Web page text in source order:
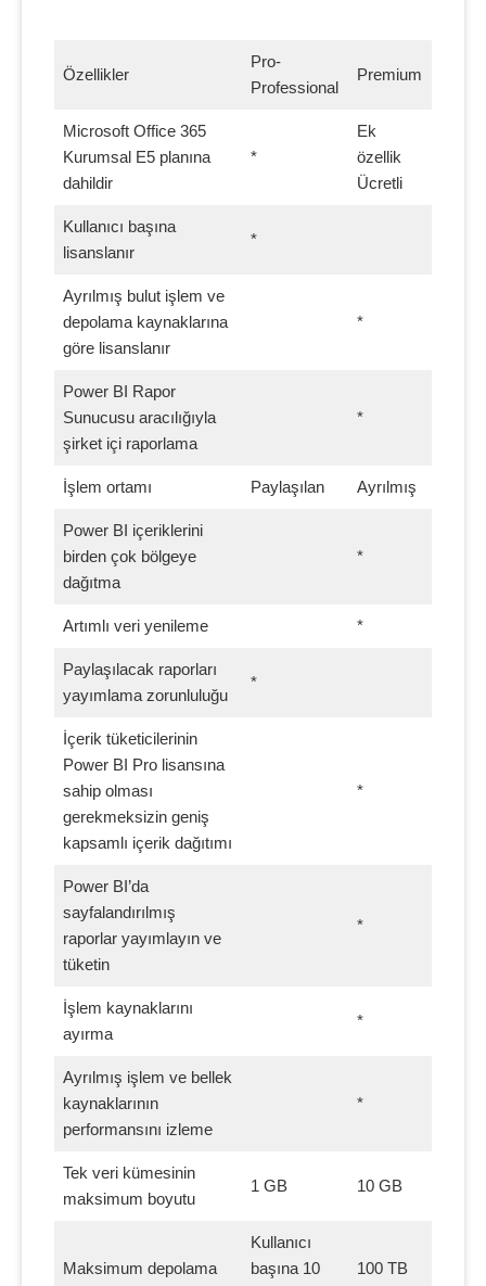
Özellikler
Pro-
Professional
Premium
Microsoft Office 365
Kurumsal E5 planına
dahildir
*
Ek
özellik
Ücretli
Kullanıcı başına
lisanslanır
*
Ayrılmış bulut işlem ve
depolama kaynaklarına
göre lisanslanır
*
Power BI Rapor
Sunucusu aracılığıyla
şirket içi raporlama
*
İşlem ortamı Paylaşılan Ayrılmış
Power BI içeriklerini
birden çok bölgeye
dağıtma
*
Artımlı veri yenileme *
Paylaşılacak raporları
yayımlama zorunluluğu
*
İçerik tüketicilerinin
Power BI Pro lisansına
sahip olması
gerekmeksizin geniş
kapsamlı içerik dağıtımı
*
Power BI’da
sayfalandırılmış
raporlar yayımlayın ve
tüketin
*
İşlem kaynaklarını
ayırma
*
Ayrılmış işlem ve bellek
kaynaklarının
performansını izleme
*
Tek veri kümesinin
maksimum boyutu
1 GB 10 GB
Maksimum depolama
Kullanıcı
başına 10
100 TB